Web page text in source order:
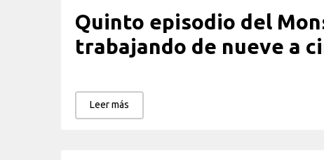
Quinto episodio del
trabajando de nueve a
Leer más